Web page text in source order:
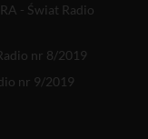
- Świat Radio
nr 8/2019
nr 9/2019